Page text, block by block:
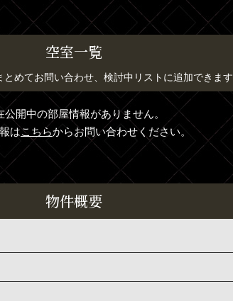
空室一覧
とめてお問い合わせ、検討中リストに追加できま
公開中の部屋情報がありません。
はこちらからお問い合わせください。
物件概要